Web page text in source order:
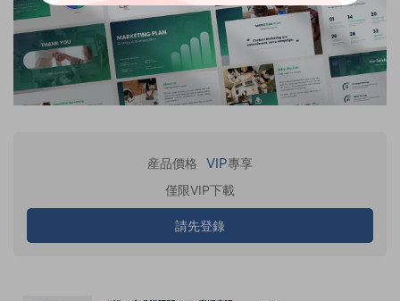
産品價格 VIP專享
僅限VIP下載
請先登錄